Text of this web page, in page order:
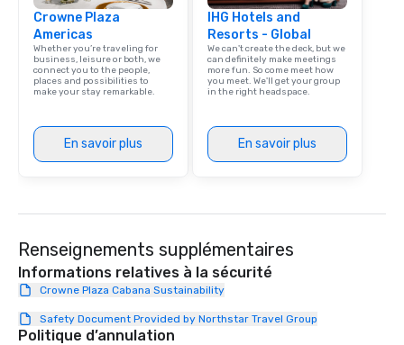
Crowne Plaza
Americas
Whether you’re traveling for
business, leisure or both, we
connect you to the people,
places and possibilities to
make your stay remarkable.
En savoir plus
IHG Hotels and
Resorts - Global
We can't create the deck, but we
can definitely make meetings
more fun. So come meet how
you meet. We'll get your group
in the right headspace.
En savoir plus
Renseignements supplémentaires
Informations relatives à la sécurité
Crowne Plaza Cabana Sustainability
Safety Document Provided by Northstar Travel Group
Politique d’annulation